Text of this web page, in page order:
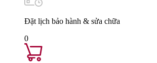
Đặt lịch bảo hành & sửa chữa
0